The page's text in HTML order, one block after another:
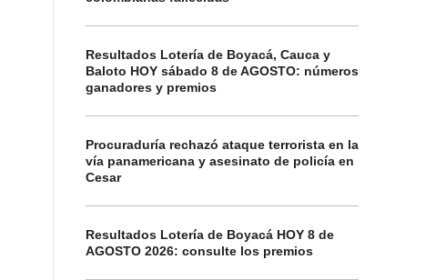
Resultados Lotería de Boyacá, Cauca y
Baloto HOY sábado 8 de AGOSTO: números
ganadores y premios
Procuraduría rechazó ataque terrorista en la
vía panamericana y asesinato de policía en
Cesar
Resultados Lotería de Boyacá HOY 8 de
AGOSTO 2026: consulte los premios